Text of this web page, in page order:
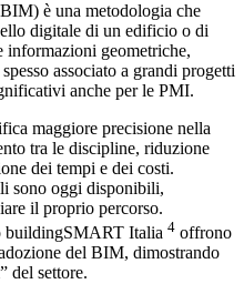
è una metodologia che
digitale di un edificio o di
informazioni geometriche,
associato a grandi progetti
anche per le PMI.
maggiore precisione nella
tra le discipline, riduzione
dei tempi e dei costi.
sono oggi disponibili,
il proprio percorso.
buildingSMART Italia 4 offrono
del BIM, dimostrando
del settore.